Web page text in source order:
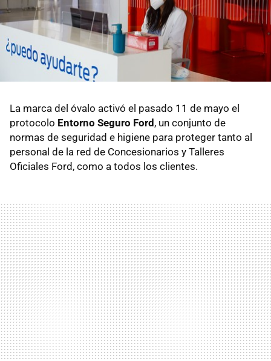
La marca del óvalo activó el pasado 11 de mayo el
protocolo Entorno Seguro Ford , un conjunto de
normas de seguridad e higiene para proteger tanto al
personal de la red de Concesionarios y Talleres
Oficiales Ford, como a todos los clientes.